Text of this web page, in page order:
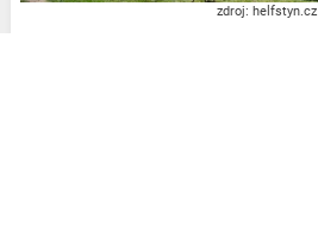
zdroj: helfstyn.cz